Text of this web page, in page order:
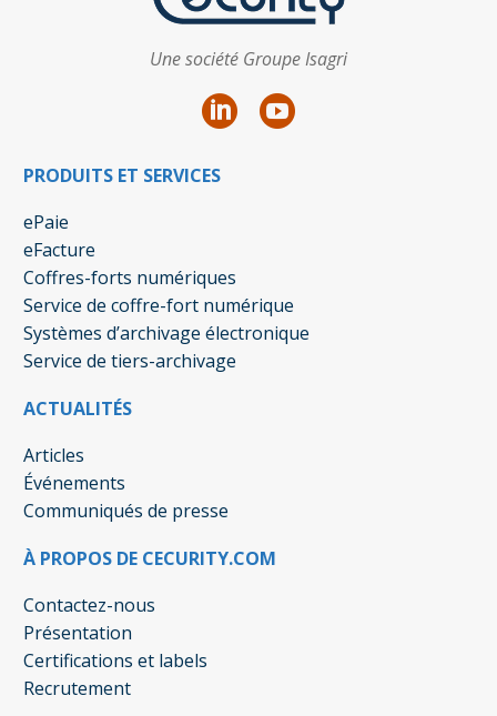
Une société Groupe Isagri
PRODUITS ET SERVICES
ePaie
eFacture
Coffres-forts numériques
Service de coffre-fort numérique
Systèmes d’archivage électronique
Service de tiers-archivage
ACTUALITÉS
Articles
Événements
Communiqués de presse
À PROPOS DE CECURITY.COM
Contactez-nous
Présentation
Certifications et labels
Recrutement